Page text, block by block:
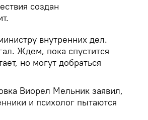
создан
внутренних дел.
Ждем, пока спустится
но могут добраться
Виорел Мельник заявил,
и психолог пытаются